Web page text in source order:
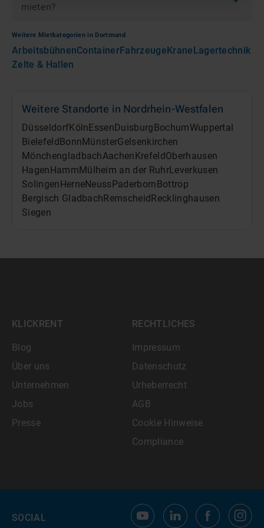
mieten?
Weitere Mietkategorien in Dortmund
ArbeitsbühnenContainerFahrzeugeKraneLagertechnik
Zelte & Hallen
Weitere Standorte in Nordrhein-Westfalen
DüsseldorfKöln Essen Duisburg BochumWuppertal
Bielefeld Bonn MünsterGelsenkirchen
MönchengladbachAachen Krefeld Oberhausen
Hagen Hamm Mülheim an der RuhrLeverkusen
Solingen HerneNeuss Paderborn Bottrop
Bergisch Gladbach Remscheid Recklinghausen
Siegen
KLICKRENT
Blog
Über uns
Unternehmen
Jobs
Presse
RECHTLICHES
Impressum
Datenschutz
Urheberrecht
AGB
Cookie Hinweise
Compliance
SOCIAL